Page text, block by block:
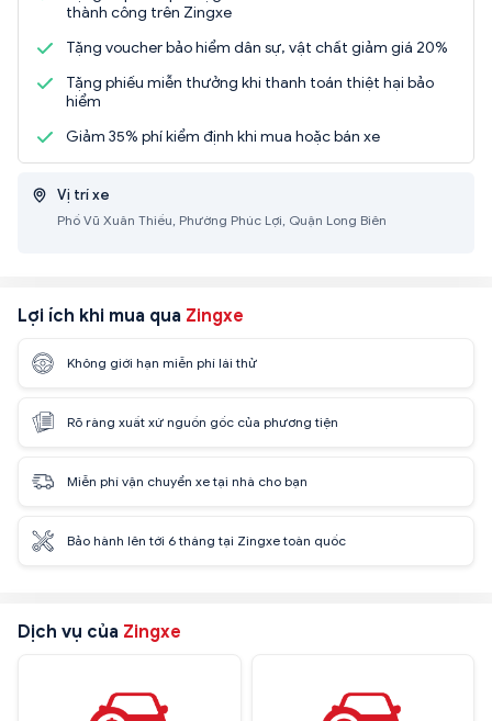
thành công trên Zingxe
Tặng voucher bảo hiểm dân sự, vật chất giảm giá 20%
Tặng phiếu miễn thưởng khi thanh toán thiệt hại bảo
hiểm
Giảm 35% phí kiểm định khi mua hoặc bán xe
Vị trí xe
Phố Vũ Xuân Thiều, Phường Phúc Lợi, Quận Long Biên
Lợi ích khi mua qua Zingxe
Không giới hạn miễn phí lái thử
Rõ ràng xuất xứ nguồn gốc của phương tiện
Miễn phí vận chuyển xe tại nhà cho bạn
Bảo hành lên tới 6 tháng tại Zingxe toàn quốc
Dịch vụ của Zingxe